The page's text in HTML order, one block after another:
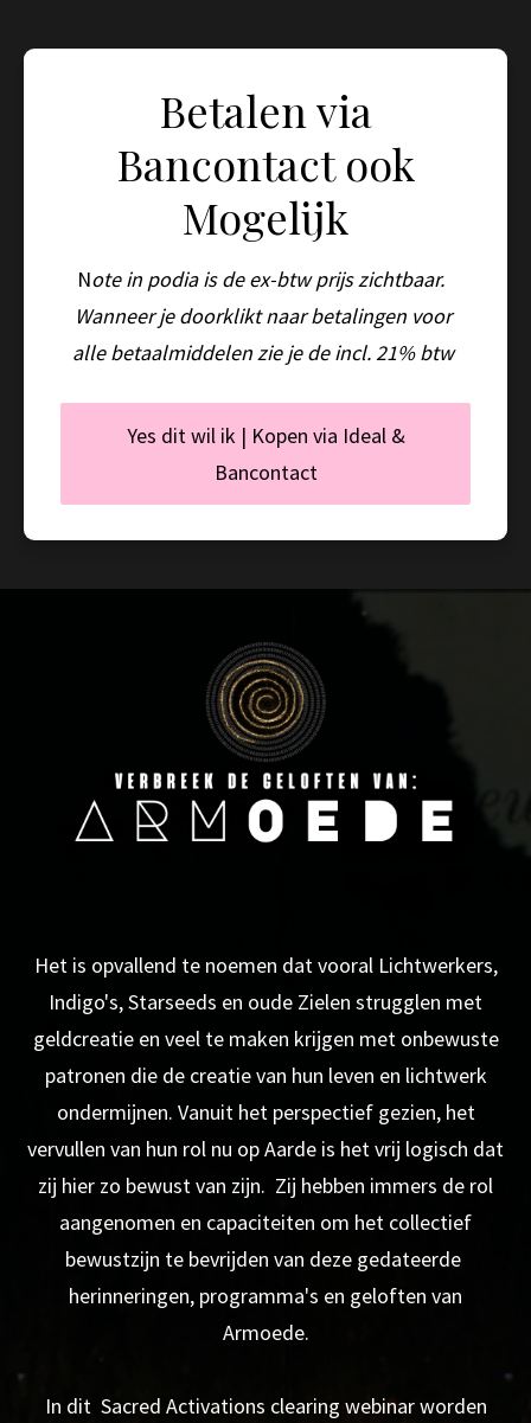
Betalen via
Bancontact ook
Mogelijk
Note in podia is de ex-btw prijs zichtbaar.
Wanneer je doorklikt naar betalingen voor
alle betaalmiddelen zie je de incl. 21% btw
Yes dit wil ik | Kopen via Ideal &
Bancontact
Het is opvallend te noemen dat vooral Lichtwerkers,
Indigo's, Starseeds en oude Zielen strugglen met
geldcreatie en veel te maken krijgen met onbewuste
patronen die de creatie van hun leven en lichtwerk
ondermijnen. Vanuit het perspectief gezien, het
vervullen van hun rol nu op Aarde is het vrij logisch dat
zij hier zo bewust van zijn. Zij hebben immers de rol
aangenomen en capaciteiten om het collectief
bewustzijn te bevrijden van deze gedateerde
herinneringen, programma's en geloften van
Armoede.
In dit Sacred Activations clearing webinar worden